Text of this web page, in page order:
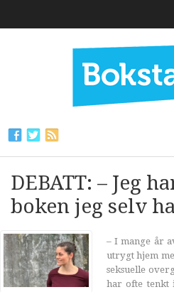
DEBATT: – Jeg
boken jeg selv
– I mange år
utrygt hjem
seksuelle
har ofte tenkt